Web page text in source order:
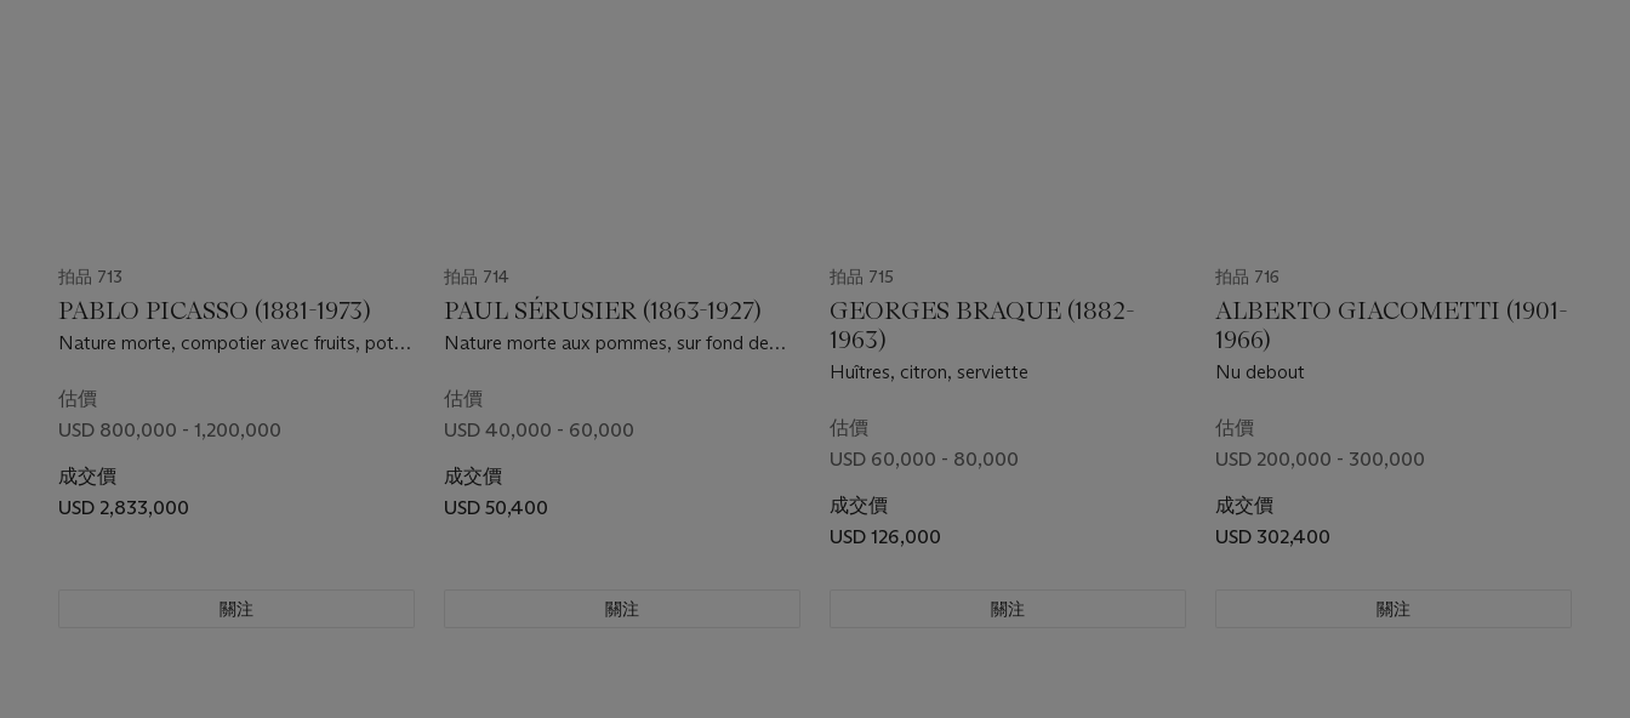
拍品 713
PABLO PICASSO (1881-1973)
Nature morte, compotier avec fruits, pot
估價
USD 800,000 - 1,200,000
成交價
USD 2,833,000
關注
拍品 714
PAUL SÉRUSIER (1863-1927)
Nature morte aux pommes, sur fond de
估價
USD 40,000 - 60,000
成交價
USD 50,400
關注
拍品 715
GEORGES BRAQUE (1882-
1963)
Huîtres, citron, serviette
估價
USD 60,000 - 80,000
成交價
USD 126,000
關注
拍品 716
ALBERTO GIACOMETTI (1901-
1966)
Nu debout
估價
USD 200,000 - 300,000
成交價
USD 302,400
關注